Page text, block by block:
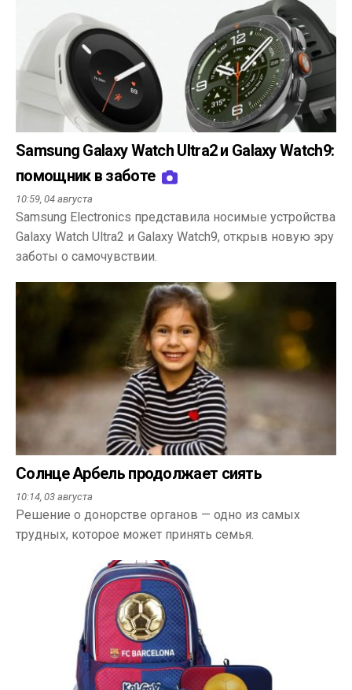
Samsung Galaxy Watch Ultra2 и Galaxy Watch9:
помощник в заботе
10:59, 04 августа
Samsung Electronics представила носимые устройства
Galaxy Watch Ultra2 и Galaxy Watch9, открыв новую эру
заботы о самочувствии.
Солнце Арбель продолжает сиять
10:14, 03 августа
Решение о донорстве органов — одно из самых
трудных, которое может принять семья.